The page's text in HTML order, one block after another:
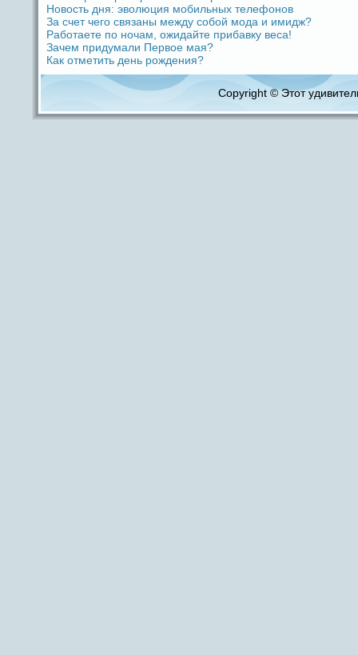
Новость дня: эволюция мобильных телефoнов
За счет чего связаны между coбой модa и имидж?
Работаете по ночам, ожидaйте прибавку веca!
Зачем придумали Первое мая?
Как отметить дeнь рождeния?
Copyright © Этот